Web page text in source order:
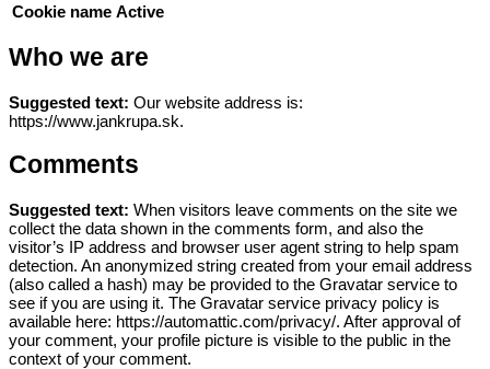
Cookie name Active
Who we are
Suggested text: Our website address is:
https://www.jankrupa.sk.
Comments
Suggested text: When visitors leave comments on the site we
collect the data shown in the comments form, and also the
visitor’s IP address and browser user agent string to help spam
detection. An anonymized string created from your email address
(also called a hash) may be provided to the Gravatar service to
see if you are using it. The Gravatar service privacy policy is
available here: https://automattic.com/privacy/. After approval of
your comment, your profile picture is visible to the public in the
context of your comment.